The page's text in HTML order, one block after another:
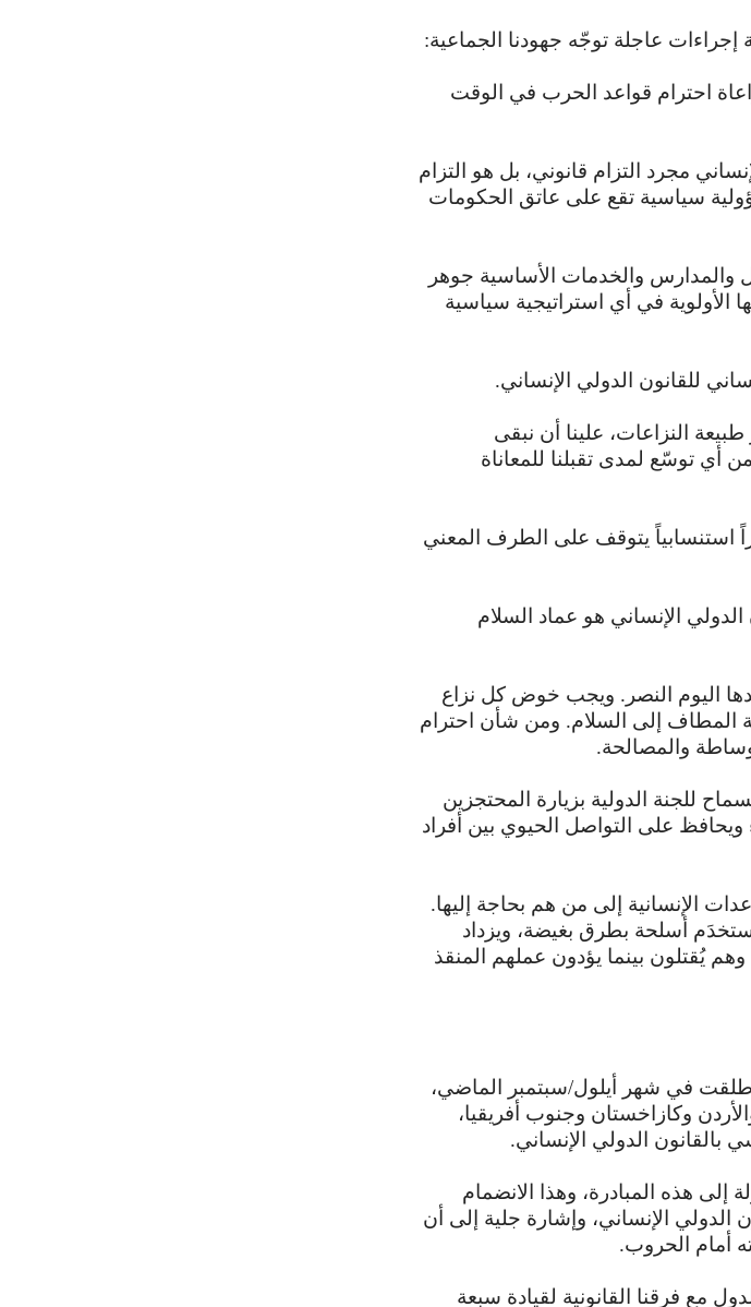
عاجلة توجّه جهودنا الجماعية:
احترام قواعد الحرب في الوقت
مجرد التزام قانوني، بل هو التزام
سياسية تقع على عاتق الحكومات
والمدارس والخدمات الأساسية جوهر
الأولوية في أي استراتيجية سياسية
للقانون الدولي الإنساني.
النزاعات، علينا أن نبقى
أي توسّع لمدى تقبلنا للمعاناة
استنسابياً يتوقف على الطرف المعني
الدولي الإنساني هو عماد السلام
اليوم النصر. ويجب خوض كل نزاع
المطاف إلى السلام. ومن شأن احترام
والمصالحة.
للجنة الدولية بزيارة المحتجزين
على التواصل الحيوي بين أفراد
الإنسانية إلى من هم بحاجة إليها.
أسلحة بطرق بغيضة، ويزداد
يُقتلون بينما يؤدون عملهم المنقذ
أطلقت في شهر أيلول/سبتمبر الماضي،
وكازاخستان وجنوب أفريقيا،
بالقانون الدولي الإنساني.
منذ ذلك الحين أكثر من 75 دولة إلى هذه المبادرة، وهذا الانضمام
الإنساني، وإشارة جلية إلى أن
أمام الحروب.
مع فرقنا القانونية لقيادة سبعة